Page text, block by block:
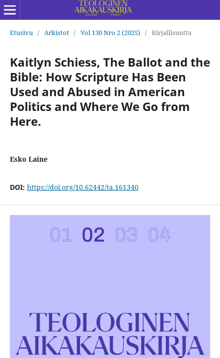
Etusivu / Arkistot / Vol 130 Nro 2 (2025) / Kirjallisuutta
Kaitlyn Schiess, The Ballot and the
Bible: How Scripture Has Been
Used and Abused in American
Politics and Where We Go from
Here.
Esko Laine
DOI: https://doi.org/10.62442/ta.161340